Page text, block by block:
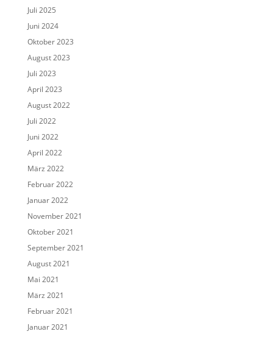
Juli 2025
Juni 2024
Oktober 2023
August 2023
Juli 2023
April 2023
August 2022
Juli 2022
Juni 2022
April 2022
März 2022
Februar 2022
Januar 2022
November 2021
Oktober 2021
September 2021
August 2021
Mai 2021
März 2021
Februar 2021
Januar 2021